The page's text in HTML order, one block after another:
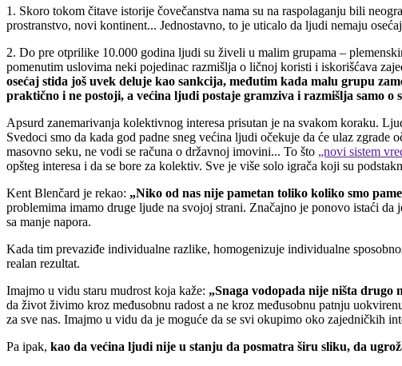
1. Skoro tokom čitave istorije čovečanstva nama su na raspolaganju bili
prostranstvo, novi kontinent... Jednostavno, to je uticalo da ljudi nemaju
2. Do pre otprilike 10.000 godina ljudi su živeli u malim grupama –
pomenutim uslovima neki pojedinac razmišlja o ličnoj koristi i iskorišćava
osećaj stida još uvek deluje kao sankcija, međutim kada malu grupu
praktično i ne postoji, a većina ljudi postaje gramziva i razmišlja samo o
Apsurd zanemarivanja kolektivnog interesa prisutan je na svakom koraku.
Svedoci smo da kada god padne sneg većina ljudi očekuje da će ulaz zgrade
masovno seku, ne vodi se računa o državnoj imovini... To što „novi sistem
opšteg interesa i da se bore za kolektiv. Sve je više solo igrača koji su
Kent Blenčard je rekao: „Niko od nas nije pametan toliko koliko smo
problemima imamo druge ljude na svojoj strani. Značajno je ponovo istaći
sa manje napora.
Kada tim prevaziđe individualne razlike, homogenizuje individualne
realan rezultat.
Imajmo u vidu staru mudrost koja kaže: „Snaga vodopada nije ništa drugo
da život živimo kroz međusobnu radost a ne kroz međusobnu patnju
za sve nas. Imajmo u vidu da je moguće da se svi okupimo oko zajedničkih
Pa ipak, kao da većina ljudi nije u stanju da posmatra širu sliku, da